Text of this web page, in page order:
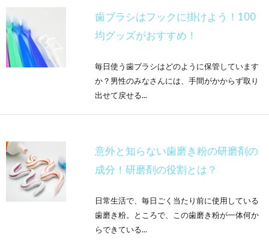
歯ブラシはフックに掛けよう！100
均グッズがおすすめ！
毎日使う歯ブラシはどのように保管しています
か？男性のみなさんには、手間がかからず取り
出せて戻せる...
意外と知らない歯磨き粉の研磨剤の
成分！研磨剤の役割とは？
日常生活で、毎日ごく当たり前に使用している
歯磨き粉。ところで、この歯磨き粉が一体何か
らできている...